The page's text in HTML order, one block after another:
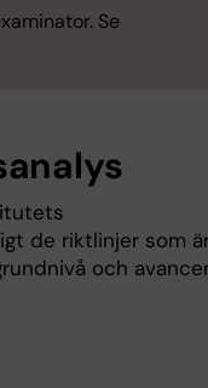
Se
de riktlinjer som
och